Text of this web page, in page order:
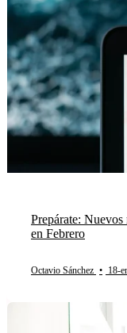
Prepárate:
en Febrero
Octavio Sánchez • 18-